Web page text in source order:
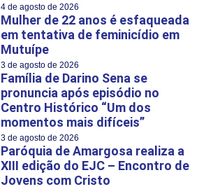
4 de agosto de 2026
Mulher de 22 anos é esfaqueada
em tentativa de feminicídio em
Mutuípe
3 de agosto de 2026
Família de Darino Sena se
pronuncia após episódio no
Centro Histórico “Um dos
momentos mais difíceis”
3 de agosto de 2026
Paróquia de Amargosa realiza a
XIII edição do EJC – Encontro de
Jovens com Cristo